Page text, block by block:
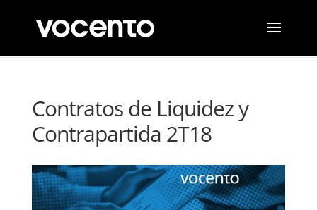
Contratos de Liquidez y
Contrapartida 2T18